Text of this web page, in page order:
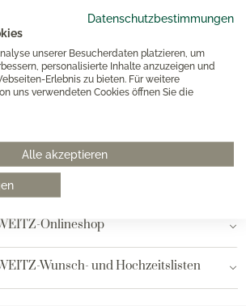
Datenschutzbestimmungen
unserer Besucherdaten platzieren, um
personalisierte Inhalte anzuzeigen und
Erlebnis zu bieten. Für weitere
uns verwendeten Cookies öffnen Sie die
Alle akzeptieren
Unsere Häuser
Wall
Onlineshop
Wunsch- und Hochzeitslisten